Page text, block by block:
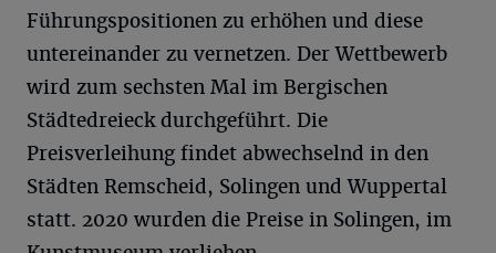
Führungspositionen zu erhöhen und diese
untereinander zu vernetzen. Der Wettbewerb
wird zum sechsten Mal im Bergischen
Städtedreieck durchgeführt. Die
Preisverleihung findet abwechselnd in den
Städten Remscheid, Solingen und Wuppertal
statt. 2020 wurden die Preise in Solingen, im